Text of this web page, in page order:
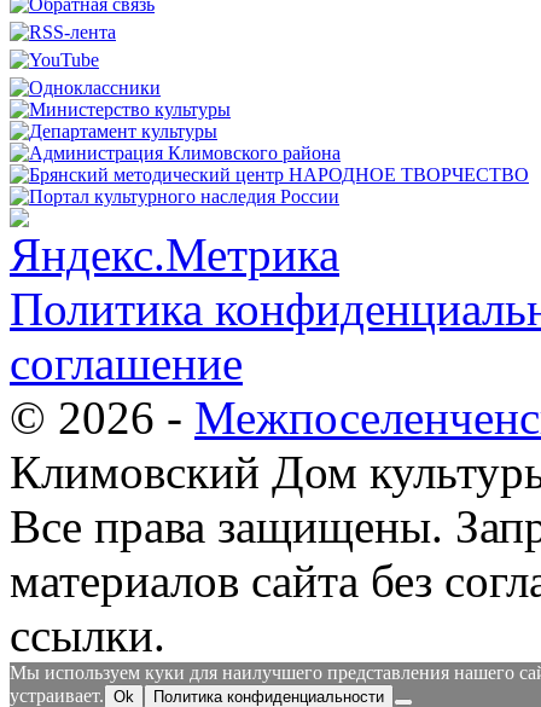
Политика
соглашение
© 2026 -
Климовский Дом
Все права защищены.
материалов сайта без
ссылки.
Мы используем куки для наилучшего представления нашего
устраивает. Ok Политика конфиденциальности